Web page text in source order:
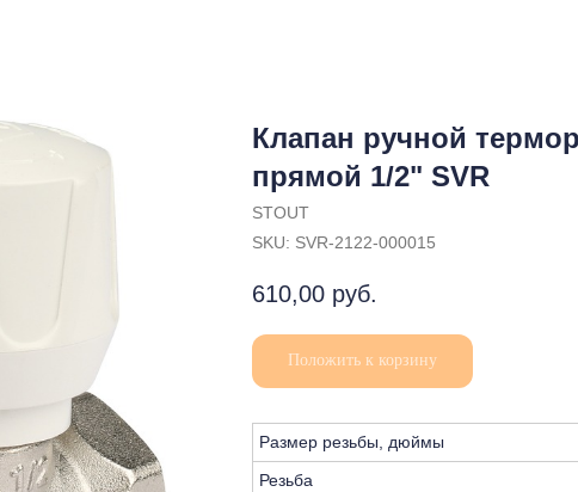
Клапан ручной
прямой 1/2" SVR
STOUT
SKU: SVR-2122-000015
610,00 руб.
Положить к корзину
Размер резьбы, дюймы
Резьба